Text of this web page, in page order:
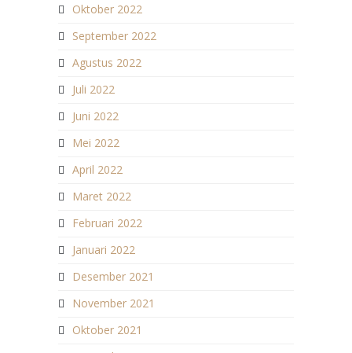
Oktober 2022
September 2022
Agustus 2022
Juli 2022
Juni 2022
Mei 2022
April 2022
Maret 2022
Februari 2022
Januari 2022
Desember 2021
November 2021
Oktober 2021